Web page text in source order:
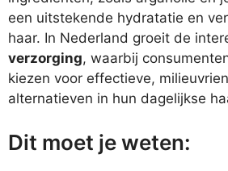
een uitstekende hydratatie en
haar. In Nederland groeit de
verzorging, waarbij
kiezen voor effectieve,
alternatieven in hun dagelijkse
Dit moet je weten: